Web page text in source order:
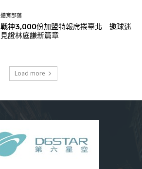
體育部落
戰神3,000份加盟特報席捲臺北 邀球迷
見證林庭謙新篇章
Load more